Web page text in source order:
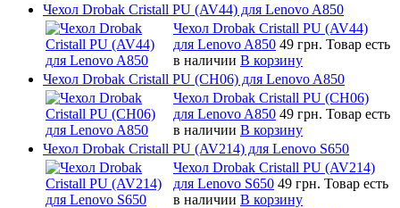
Чехол Drobak Cristall PU (AV44) для Lenovo A850
Чехол Drobak Cristall PU (AV44)
для Lenovo A850 49 грн. Товар есть
в наличии В корзину
Чехол Drobak Cristall PU (CH06) для Lenovo A850
Чехол Drobak Cristall PU (CH06)
для Lenovo A850 49 грн. Товар есть
в наличии В корзину
Чехол Drobak Cristall PU (AV214) для Lenovo S650
Чехол Drobak Cristall PU (AV214)
для Lenovo S650 49 грн. Товар есть
в наличии В корзину